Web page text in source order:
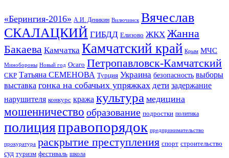
«Берингия-2016» А.И. Деникин Вилючинск Вячеслав
СКАЛАЦКИЙ ГИБДД Елизово ЖКХ Жанна
Бакаева Камчатка Камчатский край Крым МЧС
Минобороны Новый год Осаго Петропавловск-Камчатский
СКР Татьяна СЕМЕНОВА Турция Украина безопасность выборы
выставка гонка на собачьих упряжках дети задержание
нарушителя конкурс кража культура медицина
мошенничество образование подростки политика
полицияправопорядок предпринимательство
прокуратура раскрытие преступления спорт строительство
суд туризм фестиваль школа